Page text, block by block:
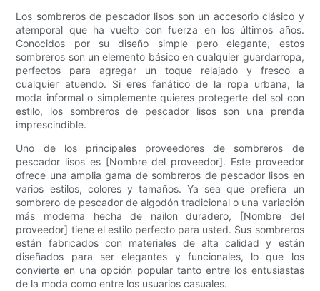
Los sombreros de pescador lisos son un accesorio clásico y
atemporal que ha vuelto con fuerza en los últimos años.
Conocidos por su diseño simple pero elegante, estos
sombreros son un elemento básico en cualquier guardarropa,
perfectos para agregar un toque relajado y fresco a
cualquier atuendo. Si eres fanático de la ropa urbana, la
moda informal o simplemente quieres protegerte del sol con
estilo, los sombreros de pescador lisos son una prenda
imprescindible.
Uno de los principales proveedores de sombreros de
pescador lisos es [Nombre del proveedor]. Este proveedor
ofrece una amplia gama de sombreros de pescador lisos en
varios estilos, colores y tamaños. Ya sea que prefiera un
sombrero de pescador de algodón tradicional o una variación
más moderna hecha de nailon duradero, [Nombre del
proveedor] tiene el estilo perfecto para usted. Sus sombreros
están fabricados con materiales de alta calidad y están
diseñados para ser elegantes y funcionales, lo que los
convierte en una opción popular tanto entre los entusiastas
de la moda como entre los usuarios casuales.